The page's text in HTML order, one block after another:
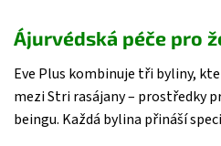
Ájurvédská péče pro
Eve Plus kombinuje tři byliny,
mezi Stri rasájany – prostředky
beingu. Každá bylina přináší